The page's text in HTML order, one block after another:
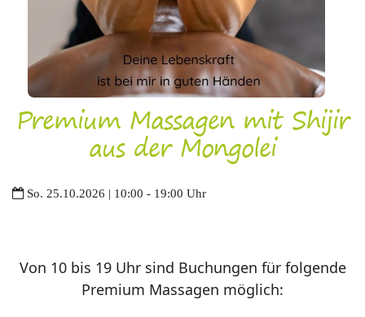
Premium Massagen mit Shijir
aus der Mongolei
So. 25.10.2026 | 10:00 - 19:00 Uhr
Von 10 bis 19 Uhr sind Buchungen für folgende
Premium Massagen möglich: